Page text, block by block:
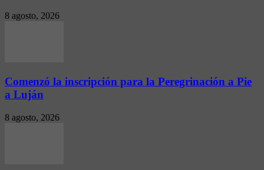
8 agosto, 2026
Comenzó la inscripción para la Peregrinación a Pie
a Luján
8 agosto, 2026